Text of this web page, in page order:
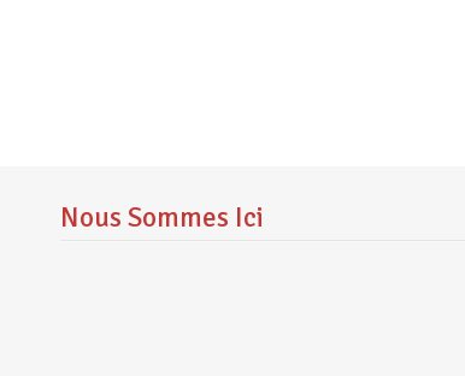
Nous Sommes Ici